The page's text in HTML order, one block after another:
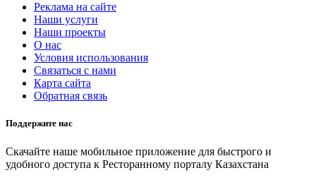
Реклама на сайте
Наши услуги
Наши проекты
О нас
Условия использования
Связаться с нами
Карта сайта
Обратная связь
Поддержите нас
Скачайте наше мобильное приложение для быстрого и
удобного доступа к Ресторанному порталу Казахстана